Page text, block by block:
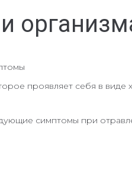
проявляет себя в виде
симптомы при